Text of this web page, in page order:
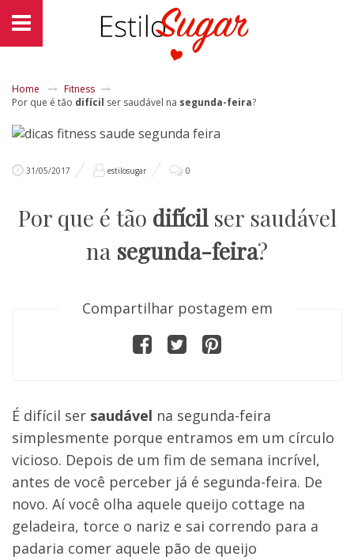
Home
Fitness
Por que é tão difícil ser saudável na segunda-feira?
31/05/2017 estilosugar 0
Por que é tão difícilser saudável
na segunda-feira?
Compartilhar postagem em
É difícil ser saudável na segunda-feira
simplesmente porque entramos em um círculo
vicioso. Depois de um fim de semana incrível,
antes de você perceber já é segunda-feira. De
novo. Aí você olha aquele queijo cottage na
geladeira, torce o nariz e sai correndo para a
padaria comer aquele pão de queijo